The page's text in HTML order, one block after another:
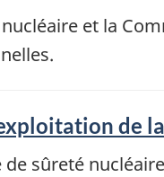
et la
de
sûreté